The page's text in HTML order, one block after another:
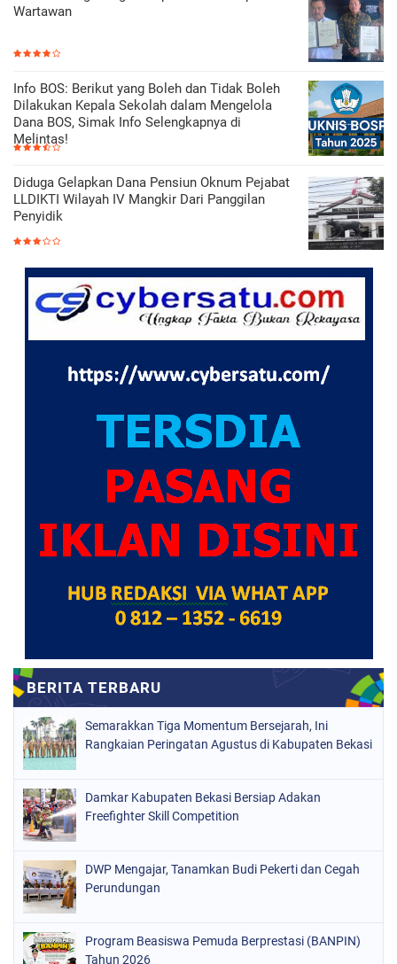
Wartawan
Info BOS: Berikut yang Boleh dan Tidak Boleh
Dilakukan Kepala Sekolah dalam Mengelola
Dana BOS, Simak Info Selengkapnya di
Melintas!
Diduga Gelapkan Dana Pensiun Oknum Pejabat
LLDIKTI Wilayah IV Mangkir Dari Panggilan
Penyidik
Semarakkan Tiga Momentum Bersejarah, Ini
Rangkaian Peringatan Agustus di Kabupaten Bekasi
Damkar Kabupaten Bekasi Bersiap Adakan
Freefighter Skill Competition
DWP Mengajar, Tanamkan Budi Pekerti dan Cegah
Perundungan
Program Beasiswa Pemuda Berprestasi (BANPIN)
Tahun 2026